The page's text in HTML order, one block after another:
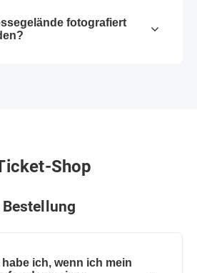
fotografiert
Shop
ich, wenn ich mein